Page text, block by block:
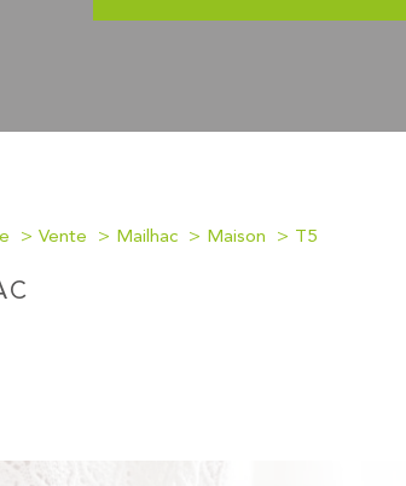
Vente Mailhac Maison T5